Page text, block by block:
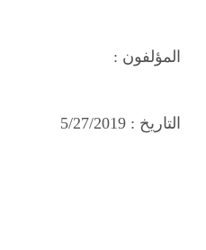
المؤلفون :
التاريخ :5/27/2019